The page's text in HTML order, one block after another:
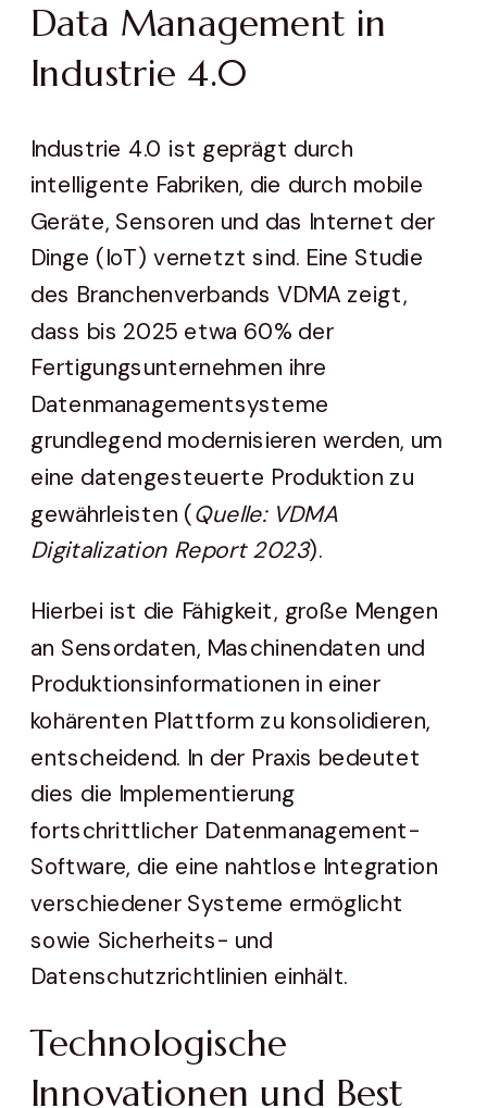
Data Management in
Industrie 4.0
Industrie 4.0 ist geprägt durch
intelligente Fabriken, die durch mobile
Geräte, Sensoren und das Internet der
Dinge (IoT) vernetzt sind. Eine Studie
des Branchenverbands VDMA zeigt,
dass bis 2025 etwa 60% der
Fertigungsunternehmen ihre
Datenmanagementsysteme
grundlegend modernisieren werden, um
eine datengesteuerte Produktion zu
gewährleisten (Quelle: VDMA
Digitalization Report 2023).
Hierbei ist die Fähigkeit, große Mengen
an Sensordaten, Maschinendaten und
Produktionsinformationen in einer
kohärenten Plattform zu konsolidieren,
entscheidend. In der Praxis bedeutet
dies die Implementierung
fortschrittlicher Datenmanagement-
Software, die eine nahtlose Integration
verschiedener Systeme ermöglicht
sowie Sicherheits- und
Datenschutzrichtlinien einhält.
Technologische
Innovationen und Best